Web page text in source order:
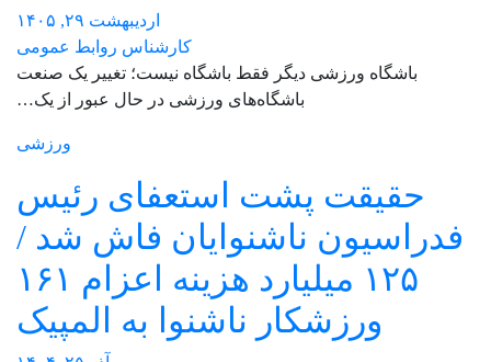
اردیبهشت ۲۹, ۱۴۰۵
کارشناس روابط عمومی
باشگاه ورزشی دیگر فقط باشگاه نیست؛ تغییر یک صنعت
باشگاه‌های ورزشی در حال عبور از یک…
ورزشی
حقیقت پشت استعفای رئیس
فدراسیون ناشنوایان فاش شد /
۱۲۵ میلیارد هزینه اعزام ۱۶۱
ورزشکار ناشنوا به المپیک